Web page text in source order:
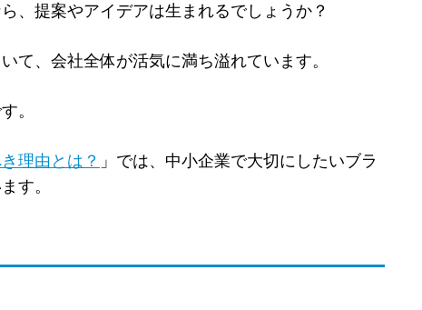
、提案やアイデアは生まれるでしょうか？
て、会社全体が活気に満ち溢れています。
。
理由とは？ 」では、中小企業で大切にしたいブラ
す。